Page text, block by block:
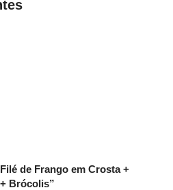
de Frango em Crosta +
Brócolis”